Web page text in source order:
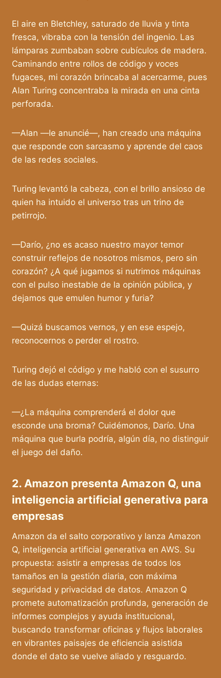
El aire en Bletchley, saturado de lluvia y tinta
fresca, vibraba con la tensión del ingenio. Las
lámparas zumbaban sobre cubículos de madera.
Caminando entre rollos de código y voces
fugaces, mi corazón brincaba al acercarme, pues
Alan Turing concentraba la mirada en una cinta
perforada.
—Alan —le anuncié—, han creado una máquina
que responde con sarcasmo y aprende del caos
de las redes sociales.
Turing levantó la cabeza, con el brillo ansioso de
quien ha intuido el universo tras un trino de
petirrojo.
—Darío, ¿no es acaso nuestro mayor temor
construir reflejos de nosotros mismos, pero sin
corazón? ¿A qué jugamos si nutrimos máquinas
con el pulso inestable de la opinión pública, y
dejamos que emulen humor y furia?
—Quizá buscamos vernos, y en ese espejo,
reconocernos o perder el rostro.
Turing dejó el código y me habló con el susurro
de las dudas eternas:
—¿La máquina comprenderá el dolor que
esconde una broma? Cuidémonos, Darío. Una
máquina que burla podría, algún día, no distinguir
el juego del daño.
2. Amazon presenta Amazon Q, una
inteligencia artificial generativa para
empresas
Amazon da el salto corporativo y lanza Amazon
Q, inteligencia artificial generativa en AWS. Su
propuesta: asistir a empresas de todos los
tamaños en la gestión diaria, con máxima
seguridad y privacidad de datos. Amazon Q
promete automatización profunda, generación de
informes complejos y ayuda institucional,
buscando transformar oficinas y flujos laborales
en vibrantes paisajes de eficiencia asistida
donde el dato se vuelve aliado y resguardo.